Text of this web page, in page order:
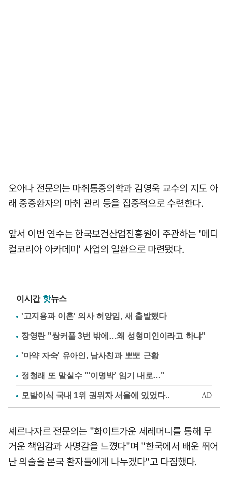
오아나 전문의는 마취통증의학과 김영욱 교수의 지도 아
래 중증환자의 마취 관리 등을 집중적으로 수련한다.
앞서 이번 연수는 한국보건산업진흥원이 주관하는 '메디
컬코리아 아카데미' 사업의 일환으로 마련됐다.
이시간 핫뉴스
'고지용과 이혼' 의사 허양임, 새 출발했다
장영란 "쌍커풀 3번 밖에…왜 성형미인이라고 하냐"
'마약 자숙' 유아인, 남사친과 뽀뽀 근황
정청래 또 말실수 "'이명박' 임기 내로…"
셰르나자르 전문의는 "화이트가운 세레머니를 통해 무
거운 책임감과 사명감을 느꼈다"며 "한국에서 배운 뛰어
난 의술을 본국 환자들에게 나누겠다"고 다짐했다.